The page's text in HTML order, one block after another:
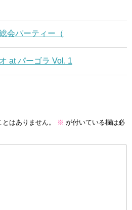
会パーティー（
at パーゴラ Vol. 1
はありません。 ※ が付いている欄は必